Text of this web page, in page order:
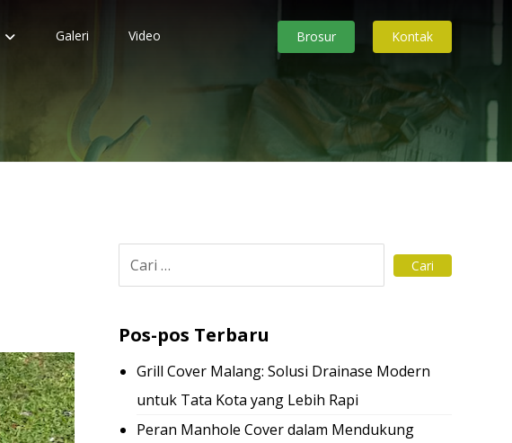
Galeri Video Kontak
Brosur
Pos-pos Terbaru
Grill Cover Malang: Solusi Drainase Modern
untuk Tata Kota yang Lebih Rapi
Peran Manhole Cover dalam Mendukung